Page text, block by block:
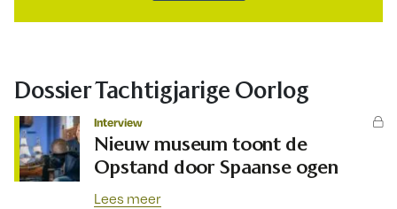
Dossier Tachtigjarige Oorlog
Interview
Nieuw museum toont de
Opstand door Spaanse ogen
Lees meer